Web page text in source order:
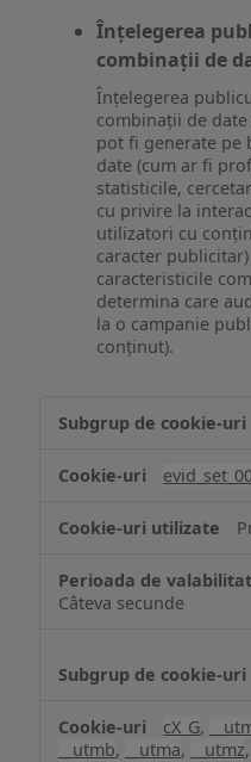
Înțelegerea
combinații de
Înțelegerea
combinații de
pot fi generate pe
date (cum ar fi
statisticile,
cu privire la
utilizatori cu
caracter
caracteristicile
determina care
la o campanie
conținut).
Câteva secunde
cX_G,
__utmb, __utma, __utmz,